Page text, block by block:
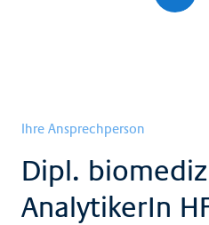
Ihre Ansprechperson
Dipl.
AnalytikerIn